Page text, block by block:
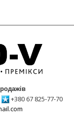
+380 67 825-77-70